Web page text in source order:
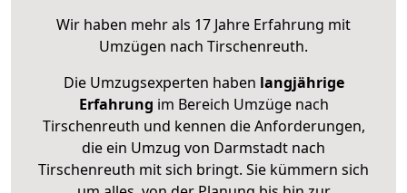
Wir haben mehr als 17 Jahre Erfahrung mit
Umzügen nach Tirschenreuth.
Die Umzugsexperten haben langjährige
Erfahrung im Bereich Umzüge nach
Tirschenreuth und kennen die Anforderungen,
die ein Umzug von Darmstadt nach
Tirschenreuth mit sich bringt. Sie kümmern sich